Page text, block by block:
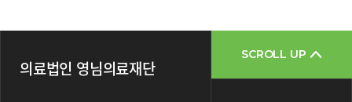
의료법인 영님의료재단
SCROLL UP